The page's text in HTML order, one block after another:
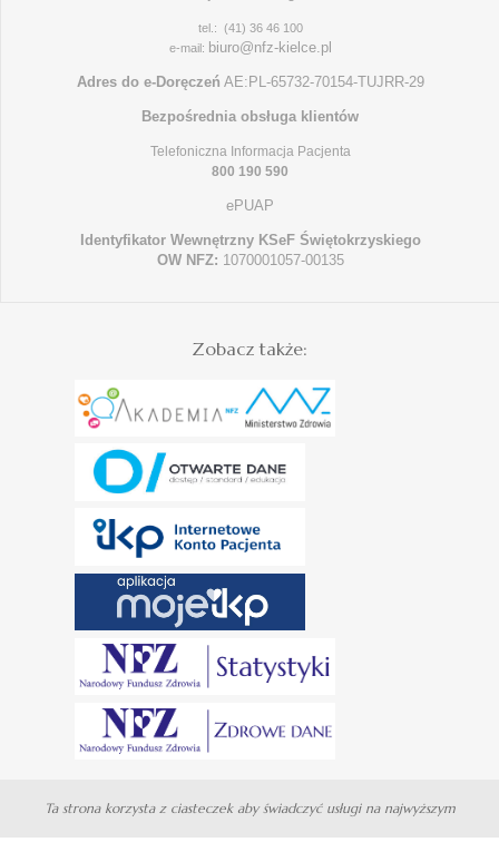
tel.: (41) 36 46 100
e-mail: biuro@nfz-kielce.pl
Adres do e-Doręczeń AE:PL-65732-70154-TUJRR-29
Bezpośrednia obsługa klientów
Telefoniczna Informacja Pacjenta
800 190 590
ePUAP
Identyfikator Wewnętrzny KSeF Świętokrzyskiego
OW NFZ: 1070001057-00135
Zobacz także:
Ta strona korzysta z ciasteczek aby świadczyć usługi na najwyższym